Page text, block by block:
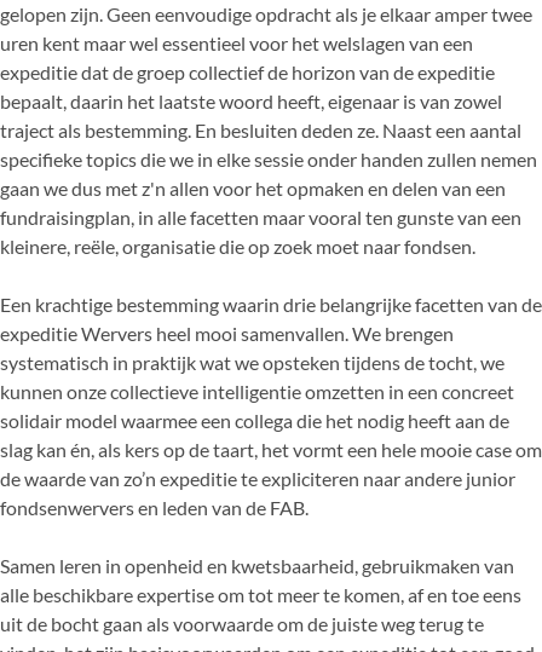
gelopen zijn. Geen eenvoudige opdracht als je elkaar amper twee
uren kent maar wel essentieel voor het welslagen van een
expeditie dat de groep collectief de horizon van de expeditie
bepaalt, daarin het laatste woord heeft, eigenaar is van zowel
traject als bestemming. En besluiten deden ze. Naast een aantal
specifieke topics die we in elke sessie onder handen zullen nemen
gaan we dus met z'n allen voor het opmaken en delen van een
fundraisingplan, in alle facetten maar vooral ten gunste van een
kleinere, reële, organisatie die op zoek moet naar fondsen.
Een krachtige bestemming waarin drie belangrijke facetten van de
expeditie Wervers heel mooi samenvallen. We brengen
systematisch in praktijk wat we opsteken tijdens de tocht, we
kunnen onze collectieve intelligentie omzetten in een concreet
solidair model waarmee een collega die het nodig heeft aan de
slag kan én, als kers op de taart, het vormt een hele mooie case om
de waarde van zo’n expeditie te expliciteren naar andere junior
fondsenwervers en leden van de FAB.
Samen leren in openheid en kwetsbaarheid, gebruikmaken van
alle beschikbare expertise om tot meer te komen, af en toe eens
uit de bocht gaan als voorwaarde om de juiste weg terug te